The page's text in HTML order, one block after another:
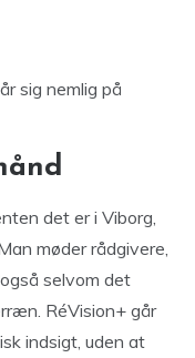
sig nemlig på
det er i Viborg,
møder rådgivere,
selvom det
RéVision+ går
indsigt, uden at